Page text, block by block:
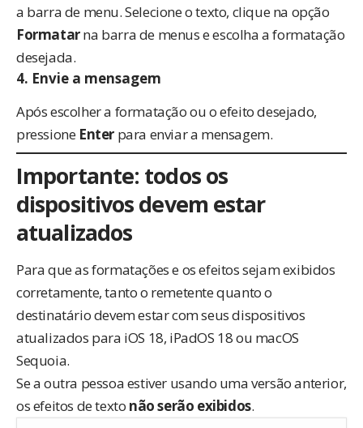
a barra de menu. Selecione o texto, clique na opção
Formatarna barra de menus e escolha a formatação
desejada.
4. Envie a mensagem
Após escolher a formatação ou o efeito desejado,
pressione Enter para enviar a mensagem.
Importante: todos os
dispositivos devem estar
atualizados
Para que as formatações e os efeitos sejam exibidos
corretamente, tanto o remetente quanto o
destinatário devem estar com seus dispositivos
atualizados para iOS 18, iPadOS 18 ou macOS
Sequoia.
Se a outra pessoa estiver usando uma versão anterior,
os efeitos de texto não serão exibidos.